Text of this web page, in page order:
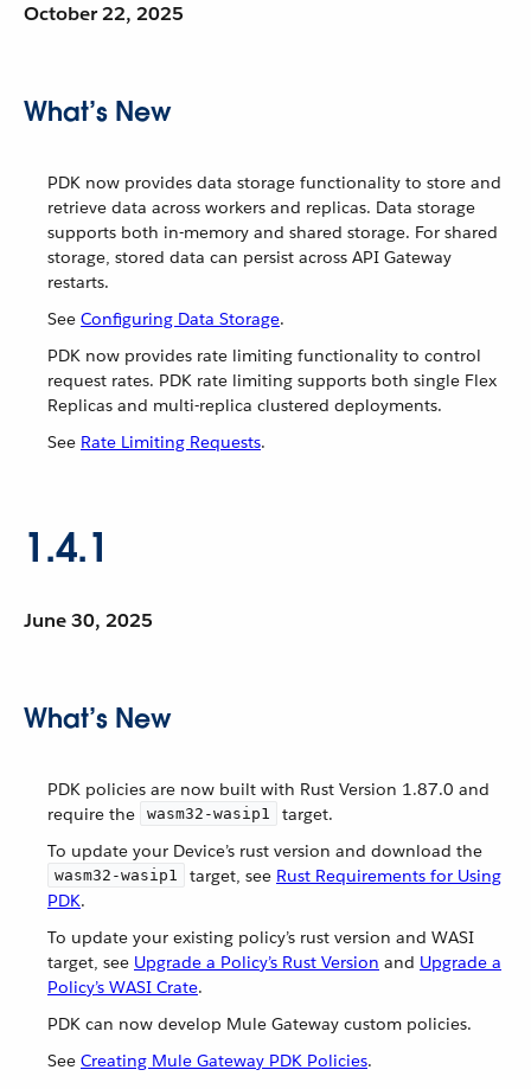
October 22, 2025
What’s New
PDK now provides data storage functionality to store and
retrieve data across workers and replicas. Data storage
supports both in-memory and shared storage. For shared
storage, stored data can persist across API Gateway
restarts.
See Configuring Data Storage.
PDK now provides rate limiting functionality to control
request rates. PDK rate limiting supports both single Flex
Replicas and multi-replica clustered deployments.
See Rate Limiting Requests.
1.4.1
June 30, 2025
What’s New
PDK policies are now built with Rust Version 1.87.0 and
require the
wasm32-wasip1
target.
To update your Device’s rust version and download the
wasm32-wasip1 target, see Rust Requirements for Using
PDK.
To update your existing policy’s rust version and WASI
target, see Upgrade a Policy’s Rust Version and Upgrade a
Policy’s WASI Crate.
PDK can now develop Mule Gateway custom policies.
See Creating Mule Gateway PDK Policies.